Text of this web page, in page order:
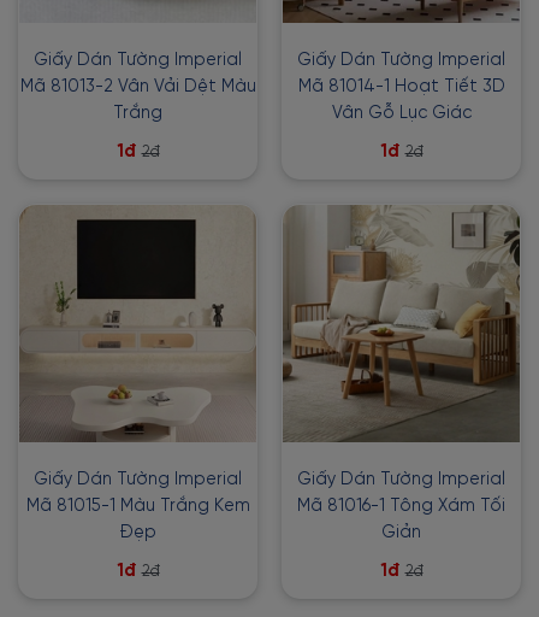
Giấy Dán Tường Imperial
Mã 81013-2 Vân Vải Dệt Màu
Trắng
1đ 2đ
Giấy Dán Tường Imperial
Mã 81014-1 Hoạt Tiết 3D
Vân Gỗ Lục Giác
1đ 2đ
Giấy Dán Tường Imperial
Mã 81015-1 Màu Trắng Kem
Đẹp
1đ 2đ
Giấy Dán Tường Imperial
Mã 81016-1 Tông Xám Tối
Giản
1đ 2đ